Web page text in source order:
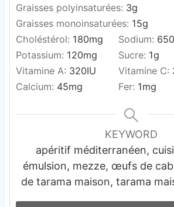
Graisses polyinsaturées: 3g
Graisses monoinsaturées: 15g
Choléstérol: 180mg Sodium: 650
Potassium: 120mg Sucre: 1g
Vitamine A: 320IU Vitamine C:
Calcium: 45mg Fer: 1mg
KEYWORD
apéritif méditerranéen,
émulsion, mezze, œufs de
de tarama maison, tarama